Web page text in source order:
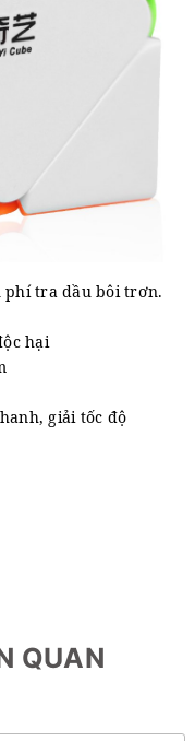
phí tra dầu bôi trơn.
hại
giải tốc độ
QUAN